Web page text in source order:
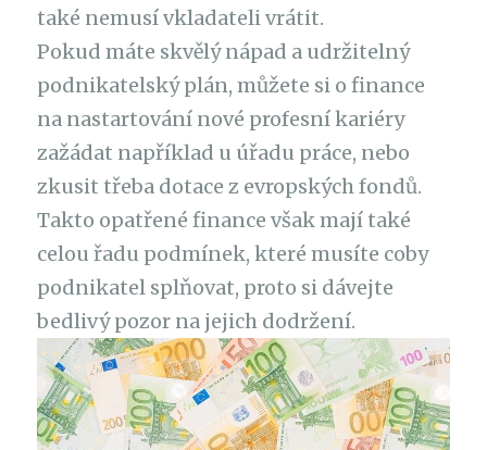
také nemusí vkladateli vrátit.
Pokud máte skvělý nápad a udržitelný
podnikatelský plán, můžete si o finance
na nastartování nové profesní kariéry
zažádat například u úřadu práce, nebo
zkusit třeba dotace z evropských fondů.
Takto opatřené finance však mají také
celou řadu podmínek, které musíte coby
podnikatel splňovat, proto si dávejte
bedlivý pozor na jejich dodržení.